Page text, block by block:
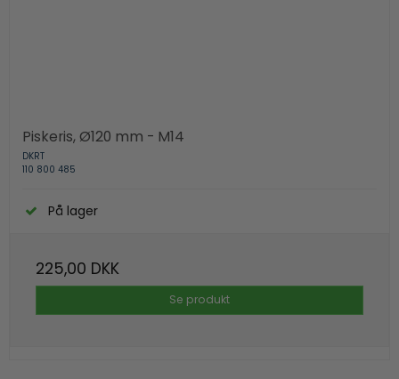
Piskeris, Ø120 mm - M14
DKRT
110 800 485
På lager
225,00 DKK
Se produkt